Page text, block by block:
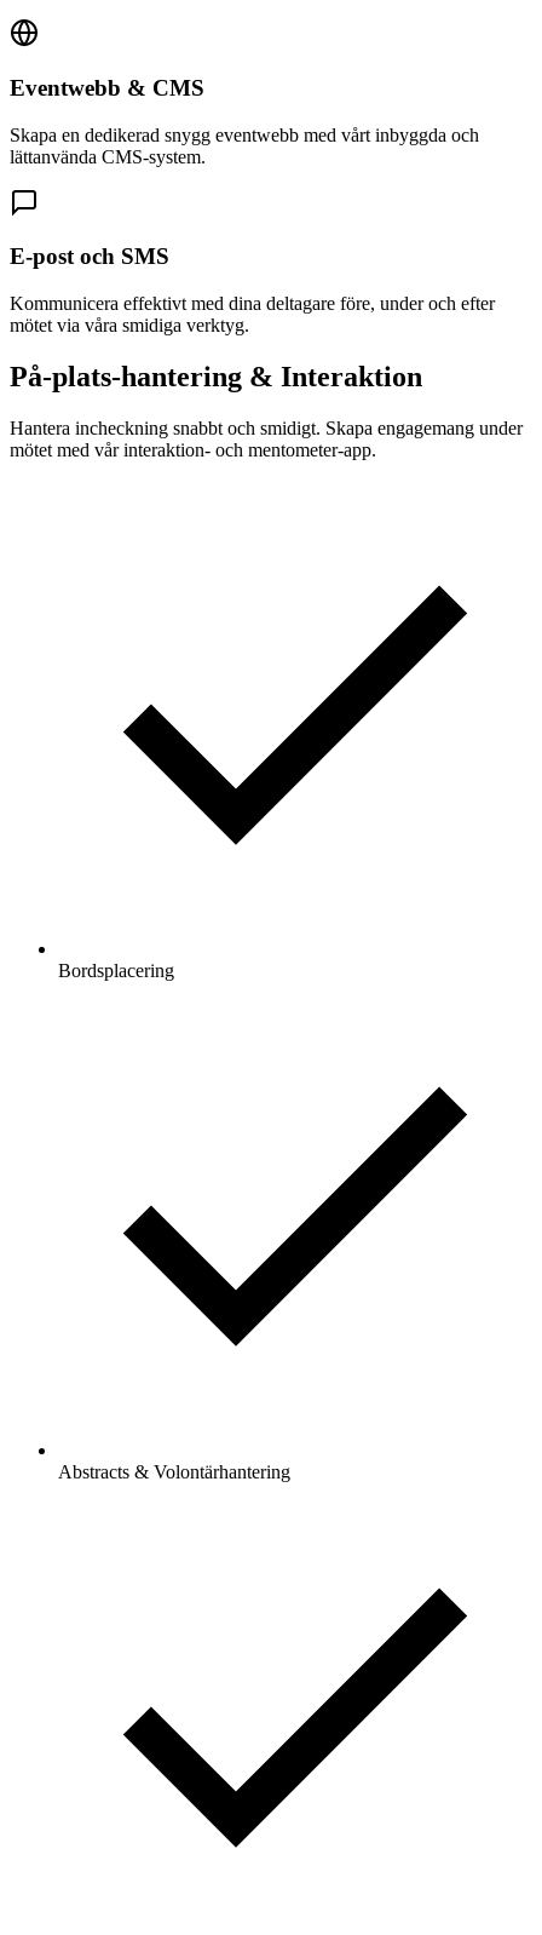
Eventwebb & CMS
Skapa en dedikerad snygg eventwebb med vårt inbyggda och
lättanvända CMS-system.
E-post och SMS
Kommunicera effektivt med dina deltagare före, under och efter
mötet via våra smidiga verktyg.
På-plats-hantering & Interaktion
Hantera incheckning snabbt och smidigt. Skapa engagemang under
mötet med vår interaktion- och mentometer-app.
Bordsplacering
Abstracts & Volontärhantering